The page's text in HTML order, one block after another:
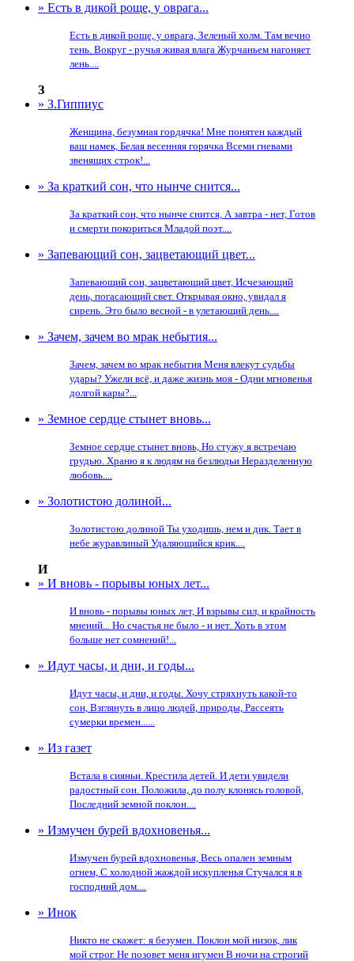
» Есть в дикой роще, у оврага...
Есть в дикой роще, у оврага, Зеленый холм. Там вечно
тень. Вокруг - ручья живая влага Журчаньем нагоняет
лень....
З
» З.Гиппиус
Женщина, безумная гордячка! Мне понятен каждый
ваш намек, Белая весенняя горячка Всеми гневами
звенящих строк!...
» За краткий сон, что нынче снится...
За краткий сон, что нынче снится, А завтра - нет, Готов
и смерти покориться Младой поэт....
» Запевающий сон, зацветающий цвет...
Запевающий сон, зацветающий цвет, Исчезающий
день, погасающий свет. Открывая окно, увидал я
сирень. Это было весной - в улетающий день....
» Зачем, зачем во мрак небытия...
Зачем, зачем во мрак небытия Меня влекут судьбы
удары? Ужели всё, и даже жизнь моя - Одни мгновенья
долгой кары?...
» Земное сердце стынет вновь...
Земное сердце стынет вновь, Но стужу я встречаю
грудью. Храню я к людям на безлюдьи Неразделенную
любовь....
» Золотистою долиной...
Золотистою долиной Ты уходишь, нем и дик. Тает в
небе журавлиный Удаляющийся крик....
И
» И вновь - порывы юных лет...
И вновь - порывы юных лет, И взрывы сил, и крайность
мнений... Но счастья не было - и нет. Хоть в этом
больше нет сомнений!...
» Идут часы, и дни, и годы...
Идут часы, и дни, и годы. Хочу стряхнуть какой-то
сон, Взглянуть в лицо людей, природы, Рассеять
сумерки времен......
» Из газет
Встала в сияньи. Крестила детей. И дети увидели
радостный сон. Положила, до полу клонясь головой,
Последний земной поклон....
» Измучен бурей вдохновенья...
Измучен бурей вдохновенья, Весь опален земным
огнем, С холодной жаждой искупленья Стучался я в
господний дом....
» Инок
Никто не скажет: я безумен. Поклон мой низок, лик
мой строг. Не позовет меня игумен В ночи на строгий